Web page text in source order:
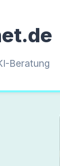
Beratung